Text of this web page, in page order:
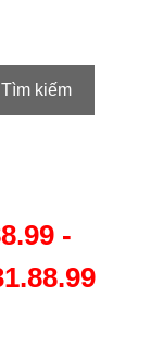
Tìm kiếm
-